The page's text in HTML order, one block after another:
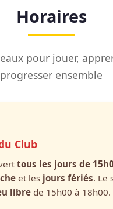
Horaires
pour jouer,
progresser ensemble
Club
tous les jours de
et les jours fériés. Le
libre de 15h00 à 18h00.